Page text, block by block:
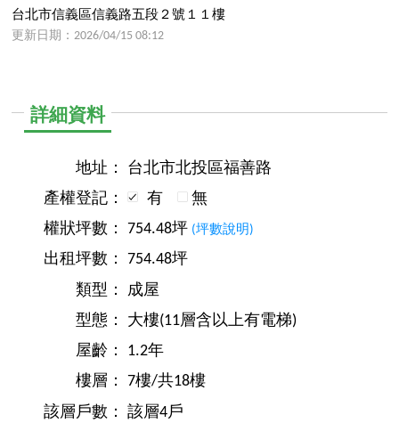
台北市信義區信義路五段２號１１樓
更新日期：2026/04/15 08:12
詳細資料
地址：
台北市北投區福善路
產權登記：
有
無
權狀坪數：
754.48坪 (坪數說明)
出租坪數：
754.48坪
類型：
成屋
型態：
大樓(11層含以上有電梯)
屋齡：
1.2年
樓層：
7樓/共18樓
該層戶數：
該層4戶